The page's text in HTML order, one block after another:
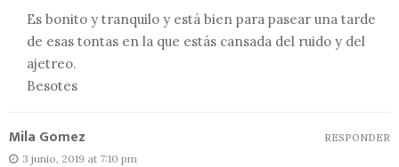
Es bonito y tranquilo y está bien para pasear una tarde
de esas tontas en la que estás cansada del ruido y del
ajetreo.
Besotes
Mila Gomez
3 junio, 2019 at 7:10 pm
RESPONDER